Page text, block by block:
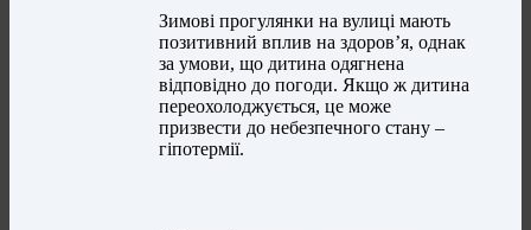
Зимові прогулянки на вулиці мають
позитивний вплив на здоров’я, однак
за умови, що дитина одягнена
відповідно до погоди. Якщо ж дитина
переохолоджується, це може
призвести до небезпечного стану –
гіпотермії.